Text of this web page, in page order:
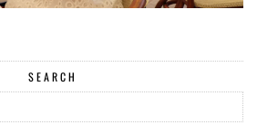
SEARCH